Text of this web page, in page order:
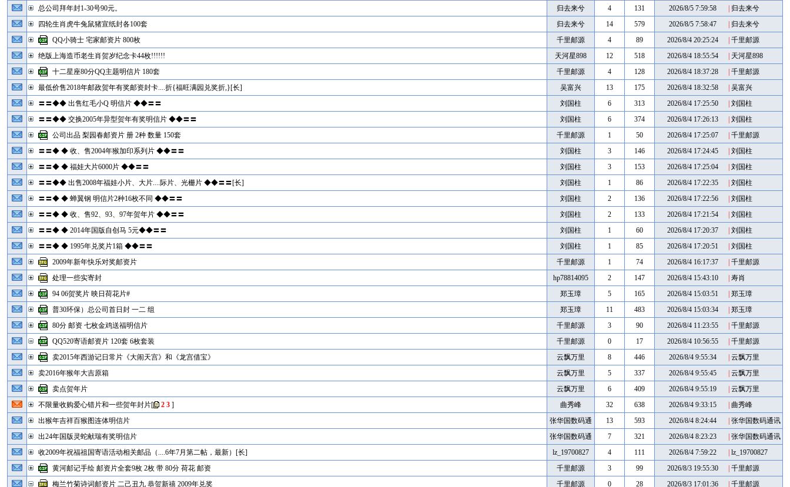
归去来兮
4 131 2026/8/5 7:59:58 归去来兮
总公司拜年封1-30号90元。
归去来兮
14 579 2026/8/5 7:58:47 归去来兮
四轮生肖虎牛兔鼠猪宣纸封各100套
千里邮源
4 89 2026/8/4 20:25:24 千里邮源
QQ小骑士 宅家邮资片 800枚
天河星898
12 518 2026/8/4 18:55:54 天河星898
绝版上海造币老生肖贺岁纪念卡44枚!!!!!!
千里邮源
4 128 2026/8/4 18:37:28 千里邮源
十二星座80分QQ主题明信片 180套
吴富兴
13 175 2026/8/4 18:32:58 吴富兴
最低价售2018年邮政贺年有奖邮资封卡....折{福旺满园兑奖折,}[长]
刘国柱
6 313 2026/8/4 17:25:50 刘国柱
〓〓◆◆ 出售红毛小Q 明信片 ◆◆〓〓
刘国柱
6 374 2026/8/4 17:26:13 刘国柱
〓〓◆◆ 交换2005年异型贺年有奖明信片 ◆◆〓〓
千里邮源
1 50 2026/8/4 17:25:07 千里邮源
公司出品 梨园春邮资片 册 2种 数量 150套
刘国柱
3 146 2026/8/4 17:24:45 刘国柱
〓〓◆ ◆ 收、售2004年猴加印系列片 ◆◆〓〓
刘国柱
3 153 2026/8/4 17:25:04 刘国柱
〓〓◆ ◆ 福娃大片6000片 ◆◆〓〓
刘国柱
1 86 2026/8/4 17:22:35 刘国柱
〓〓◆◆ 出售2008年福娃小片、大片....际片、光栅片 ◆◆〓〓[长]
刘国柱
2 136 2026/8/4 17:22:56 刘国柱
〓〓◆ ◆ 蝉翼钢 明信片2种16枚不同 ◆◆〓〓
刘国柱
2 133 2026/8/4 17:21:54 刘国柱
〓〓◆ ◆ 收、售92、93、97年贺年片 ◆◆〓〓
刘国柱
1 60 2026/8/4 17:20:37 刘国柱
〓〓◆ ◆ 2014年国版自创马 5元◆◆〓〓
刘国柱
1 85 2026/8/4 17:20:51 刘国柱
〓〓◆ ◆ 1995年兑奖片1箱 ◆◆〓〓
千里邮源
1 74 2026/8/4 16:17:37 千里邮源
2009年新年快乐对奖邮资片
hp78814095
2 147 2026/8/4 15:43:10 寿肖
处理一些实寄封
郑玉璋
5 165 2026/8/4 15:03:51 郑玉璋
94 06贺奖片 映日荷花片#
郑玉璋
11 483 2026/8/4 15:03:34 郑玉璋
普30环保）总公司首日封 一二 组
千里邮源
3 90 2026/8/4 11:23:55 千里邮源
80分 邮资 七枚金鸡送福明信片
千里邮源
0 17 2026/8/4 10:56:55 千里邮源
QQ520寄语邮资片 120套 6枚套装
云飘万里
8 446 2026/8/4 9:55:34 云飘万里
卖2015年西游记日常片《大闹天宫》和《龙宫借宝》
云飘万里
5 337 2026/8/4 9:55:45 云飘万里
卖2016年猴年大吉原箱
云飘万里
6 409 2026/8/4 9:55:19 云飘万里
卖点贺年片
曲秀峰
32 638 2026/8/4 9:33:15 曲秀峰
不限量收购爱心错片和一些贺年封片[ 2 3 ]
张华国数码通
讯
13 593 2026/8/4 8:24:44 张华国数码通讯
出猴年吉祥百猴图连体明信片
张华国数码通
讯
7 321 2026/8/4 8:23:23 张华国数码通讯
出24年国版灵蛇献瑞有奖明信片
lz_19700827
4 111 2026/8/4 7:59:22 lz_19700827
收2009年祝福祖国寄语活动相关邮品（....6年7月第二帖，最新）[长]
千里邮源
3 99 2026/8/3 19:55:30 千里邮源
黄河邮记手绘 邮资片全套9枚 2枚 带 80分 荷花 邮资
千里邮源
0 28 2026/8/3 17:01:36 千里邮源
梅兰竹菊诗词邮资片 二己丑九 恭贺新禧 2009年兑奖